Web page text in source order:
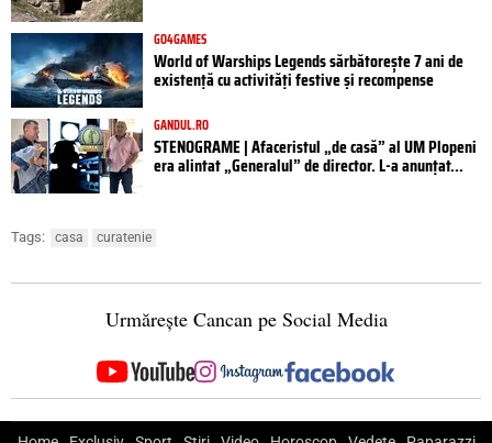
GO4GAMES
World of Warships Legends sărbătorește 7 ani de
existență cu activități festive și recompense
GANDUL.RO
STENOGRAME | Afaceristul „de casă” al UM Plopeni
era alintat „Generalul” de director. L-a anunțat...
Tags: casa curatenie
Urmărește Cancan pe Social Media